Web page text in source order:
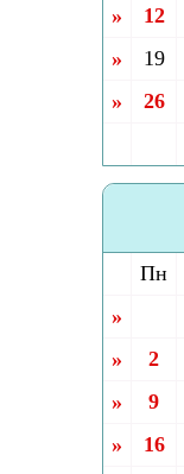
»
12
»
19
»
26
Пн
»
»
2
»
9
»
16